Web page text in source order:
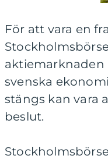
För att vara en
aktiemarknaden
svenska
stängs kan vara
beslut.